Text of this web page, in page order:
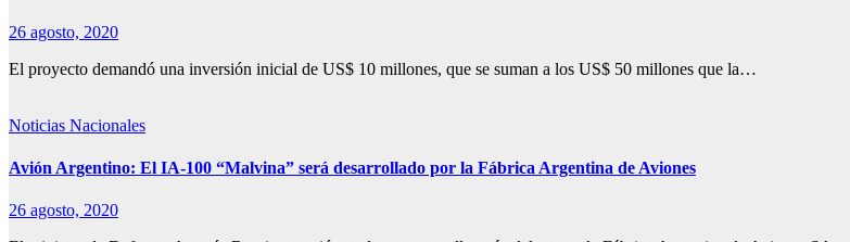
26 agosto, 2020
El proyecto demandó una inversión inicial de US$ 10 millones, que se suman a los US$ 50 millones que la…
Noticias Nacionales
Avión Argentino: El IA-100 “Malvina” será desarrollado por la Fábrica Argentina de Aviones
26 agosto, 2020